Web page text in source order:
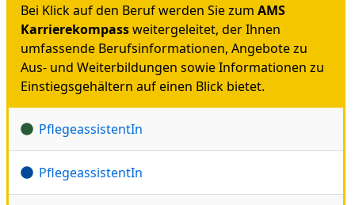
Bei Klick auf den Beruf werden Sie zum AMS
Karrierekompassweitergeleitet, der Ihnen
umfassende Berufsinformationen, Angebote zu
Aus- und Weiterbildungen sowie Informationen zu
Einstiegsgehältern auf einen Blick bietet.
PflegeassistentIn
PflegeassistentIn